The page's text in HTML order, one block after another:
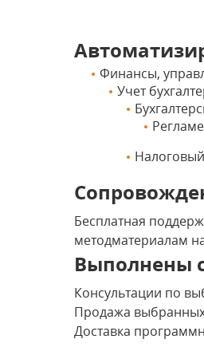
Финансы,
Учет
Бесплатная
методматериалам
Выполнены
Консультации по
Продажа
Доставка